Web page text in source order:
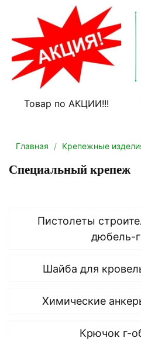
Товар по АКЦИИ!!!
Главная Крепежные
Специальный крепеж
Пистолеты
дюбель-
Шайба для
Химические
Крючок г-